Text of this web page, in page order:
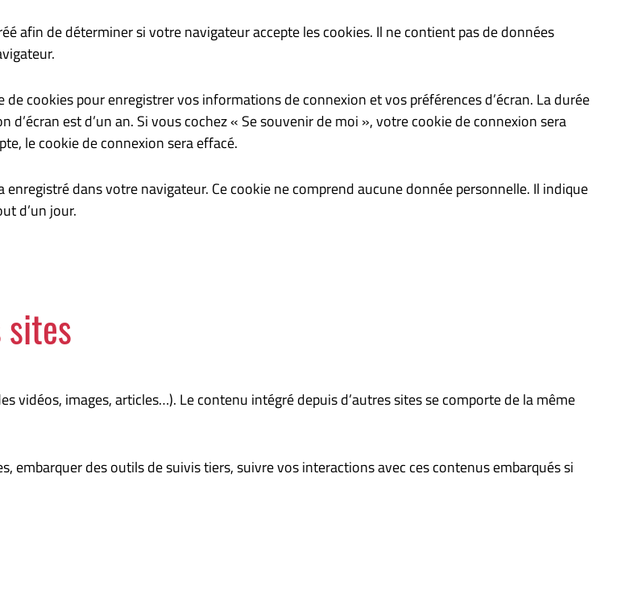
afin de déterminer si votre navigateur accepte les cookies. Il ne contient pas de données
cookies pour enregistrer vos informations de connexion et vos préférences d’écran. La durée
d’écran est d’un an. Si vous cochez « Se souvenir de moi », votre cookie de connexion sera
le cookie de connexion sera effacé.
dans votre navigateur. Ce cookie ne comprend aucune donnée personnelle. Il indique
d’un jour.
sites
vidéos, images, articles…). Le contenu intégré depuis d’autres sites se comporte de la même
embarquer des outils de suivis tiers, suivre vos interactions avec ces contenus embarqués si